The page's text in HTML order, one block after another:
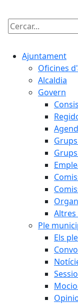
Cercar:
Ajuntament
Oficines
Alcaldia
Govern
Ple
Els